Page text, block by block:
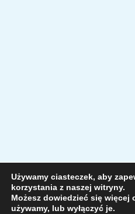
Używamy ciasteczek, aby
korzystania z naszej witryny.
Możesz dowiedzieć się więcej
używamy, lub wyłączyć je.